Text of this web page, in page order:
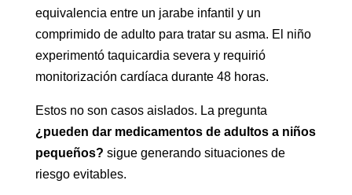
equivalencia entre un jarabe infantil y un
comprimido de adulto para tratar su asma. El niño
experimentó taquicardia severa y requirió
monitorización cardíaca durante 48 horas.
Estos no son casos aislados. La pregunta
¿pueden dar medicamentos de adultos a niños
pequeños? sigue generando situaciones de
riesgo evitables.